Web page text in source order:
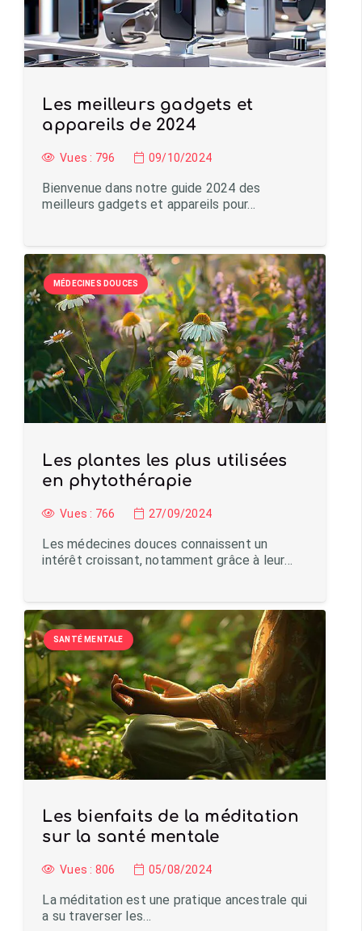
Les meilleurs gadgets et
appareils de 2024
Vues : 796 09/10/2024
Bienvenue dans notre guide 2024 des
meilleurs gadgets et appareils pour…
MÉDECINES DOUCES
Les plantes les plus utilisées
en phytothérapie
Vues : 766 27/09/2024
Les médecines douces connaissent un
intérêt croissant, notamment grâce à leur…
SANTÉ MENTALE
Les bienfaits de la méditation
sur la santé mentale
Vues : 806 05/08/2024
La méditation est une pratique ancestrale qui
a su traverser les…